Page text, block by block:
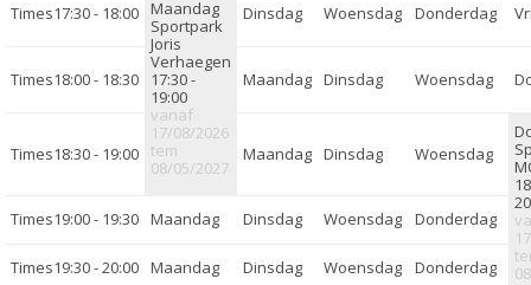
17:30 - 18:00
Sportpark
Joris
Verhaegen
17:30 -
19:00
vanaf
17/08/2026
tem
08/05/2027
18:00 - 18:30
18:30 - 19:00
19:00 - 19:30
19:30 - 20:00